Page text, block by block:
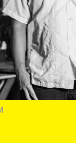
RANDOM